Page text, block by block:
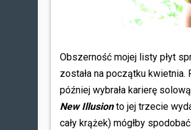
Obszerność mojej listy płyt
została na początku
później wybrała karierę
New Illusionto jej trzecie
cały krążek) mógłby